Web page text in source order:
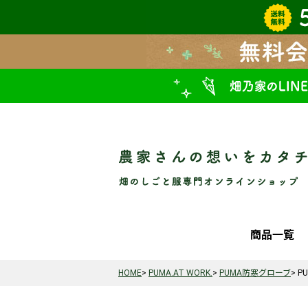
商品一覧
HOME PUMA.AT WORK. PUMA防寒グローブ